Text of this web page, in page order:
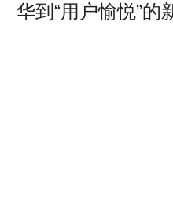
华到“用户愉悦”的